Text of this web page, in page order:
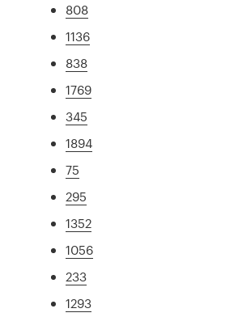
808
1136
838
1769
345
1894
75
295
1352
1056
233
1293